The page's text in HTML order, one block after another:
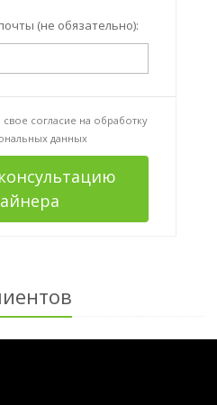
(не обязательно):
свое согласие на обработку
данных